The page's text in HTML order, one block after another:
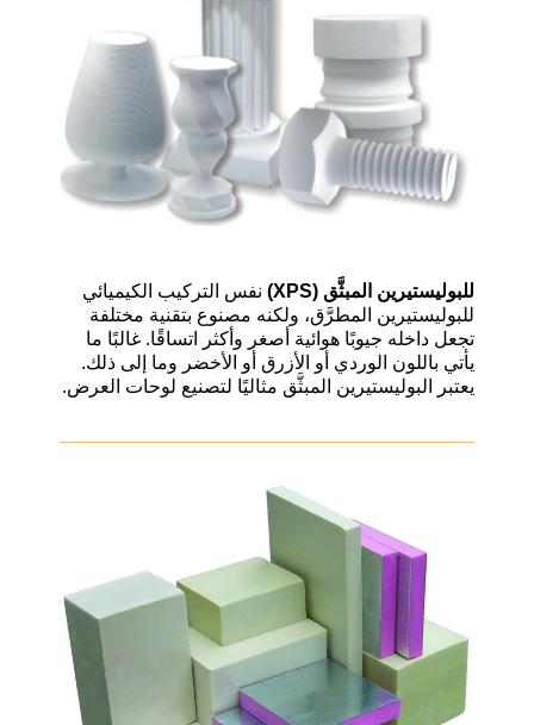
للبوليستيرين المبثَّق (XPS)
نفس التركيب الكيميائي
للبوليستيرين المطرَّق، ولكنه مصنوع بتقنية مختلفة
تجعل داخله جيوبًا هوائية أصغر وأكثر اتساقًا. غالبًا ما
يأتي باللون الوردي أو الأزرق أو الأخضر وما إلى ذلك.
يعتبر البوليستيرين المبثَّق مثاليًا لتصنيع لوحات العرض.